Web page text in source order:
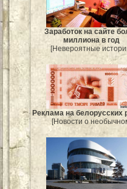
Заработок на сайте
миллиона в год
[Невероятные
Реклама на белорусских
[Новости о